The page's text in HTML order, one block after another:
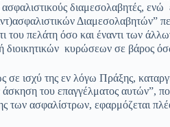
ασφαλιστικούς διαμεσολαβητές,
Διαμεσολαβητών”
του πελάτη όσο και έναντι των
διοικητικών κυρώσεων σε βάρος
σε ισχύ της εν λόγω Πράξης,
του επαγγέλματος αυτών”,
των ασφαλίστρων, εφαρμόζεται